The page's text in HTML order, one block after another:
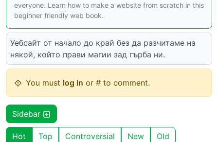
everyone. Learn how to make a website from scratch in this
beginner friendly web book.
Уебсайт от начало до край без да разчитаме на
някой, който прави магии зад гърба ни.
You must log in or # to comment.
Sidebar
Hot Top Controversial New Old